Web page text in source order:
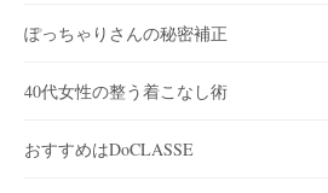
ぽっちゃりさんの秘密補正
40代女性の整う着こなし術
おすすめはDoCLASSE